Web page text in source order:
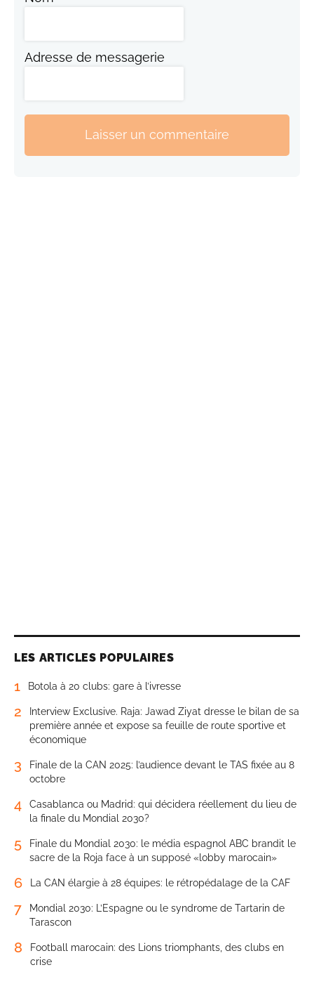
Adresse de messagerie
Laisser un commentaire
LES ARTICLES POPULAIRES
1 Botola à 20 clubs: gare à l’ivresse
2
Interview Exclusive. Raja: Jawad Ziyat dresse le bilan de sa
première année et expose sa feuille de route sportive et
économique
3
Finale de la CAN 2025: l’audience devant le TAS fixée au 8
octobre
4
Casablanca ou Madrid: qui décidera réellement du lieu de
la finale du Mondial 2030?
5
Finale du Mondial 2030: le média espagnol ABC brandit le
sacre de la Roja face à un supposé «lobby marocain»
6 La CAN élargie à 28 équipes: le rétropédalage de la CAF
7
Mondial 2030: L’Espagne ou le syndrome de Tartarin de
Tarascon
8
Football marocain: des Lions triomphants, des clubs en
crise